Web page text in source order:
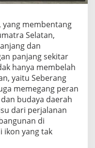
yang membentang
Selatan,
dan
panjang sekitar
hanya membelah
yaitu Seberang
memegang peran
budaya daerah
dari perjalanan
di
ikon yang tak